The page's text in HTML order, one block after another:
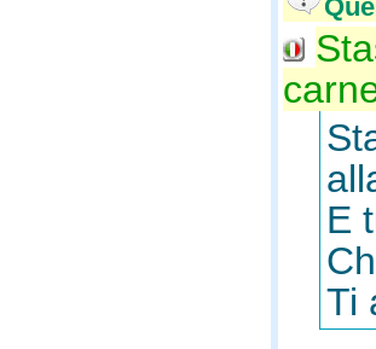
E
Ti